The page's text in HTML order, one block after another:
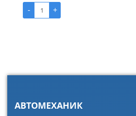
-
+
АВТОМЕХАНИК